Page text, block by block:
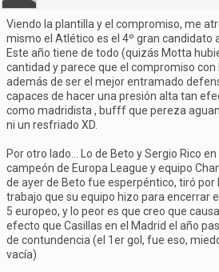
Viendo la plantilla y el compromiso, me
mismo el Atlético es el 4º gran candidato
Este año tiene de todo (quizás Motta
cantidad y parece que el compromiso con
además de ser el mejor entramado
capaces de hacer una presión alta tan
como madridista , bufff que pereza
ni un resfriado XD.
Por otro lado... Lo de Beto y Sergio Rico
campeón de Europa League y equipo
de ayer de Beto fue esperpéntico, tiró por
trabajo que su equipo hizo para encerrar
5 europeo, y lo peor es que creo que
efecto que Casillas en el Madrid el año
de contundencia (el 1er gol, fue eso,
vacía)